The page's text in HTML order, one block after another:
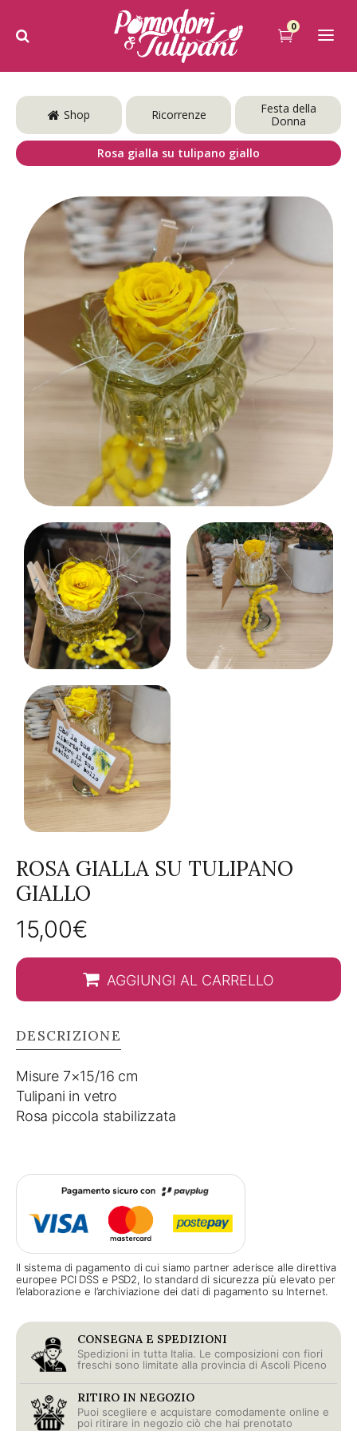
0
Shop Ricorrenze
Festa della
Donna
Rosa gialla su tulipano giallo
ROSA GIALLA SU TULIPANO
GIALLO
15,00€
AGGIUNGI AL CARRELLO
DESCRIZIONE
Misure 7×15/16 cm
Tulipani in vetro
Rosa piccola stabilizzata
Il sistema di pagamento di cui siamo partner aderisce alle direttiva
europee PCI DSS e PSD2, lo standard di sicurezza più elevato per
l’elaborazione e l’archiviazione dei dati di pagamento su Internet.
CONSEGNA E SPEDIZIONI
Spedizioni in tutta Italia. Le composizioni con fiori
freschi sono limitate alla provincia di Ascoli Piceno
RITIRO IN NEGOZIO
Puoi scegliere e acquistare comodamente online e
poi ritirare in negozio ciò che hai prenotato